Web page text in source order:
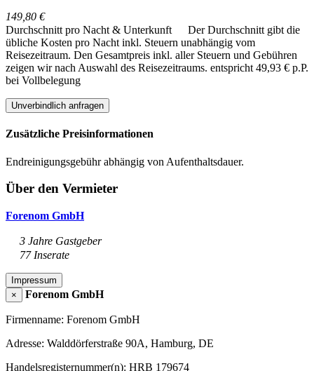
149,80 €
Durchschnitt pro Nacht & Unterkunft
Der Durchschnitt gibt die
übliche Kosten pro Nacht inkl. Steuern unabhängig vom
Reisezeitraum. Den Gesamtpreis inkl. aller Steuern und Gebühren
zeigen wir nach Auswahl des Reisezeitraums. entspricht 49,93 € p.P.
bei Vollbelegung
Unverbindlich anfragen
Zusätzliche Preisinformationen
Endreinigungsgebühr abhängig von Aufenthaltsdauer.
Über den Vermieter
Forenom GmbH
3 Jahre Gastgeber
77 Inserate
Impressum
×
Forenom GmbH
Firmenname: Forenom GmbH
Adresse: Walddörferstraße 90A, Hamburg, DE
Handelsregisternummer(n): HRB 179674